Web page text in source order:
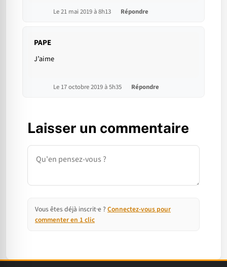
Le 21 mai 2019 à 8h13 Répondre
PAPE
J’aime
Le 17 octobre 2019 à 5h35 Répondre
Laisser un commentaire
Commentaire
Vous êtes déjà inscrit·e ? Connectez-vous pour
commenter en 1 clic